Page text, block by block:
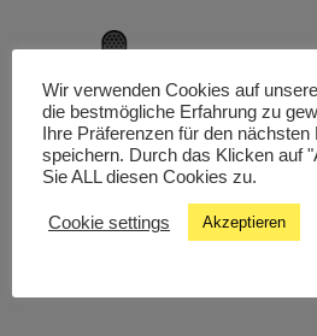
Studiochat
Wir verwenden Cookies auf
die bestmögliche Erfahrung zu
Ihre Präferenzen für den
speichern. Durch das Klicken auf
Sie ALL diesen Cookies zu.
Cookie settings Akzeptieren